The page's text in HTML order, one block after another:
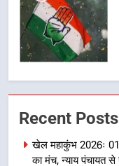
7
Recent Posts
खेल महाकुंभ 2026ः 01
का मंच, न्याय पंचायत से